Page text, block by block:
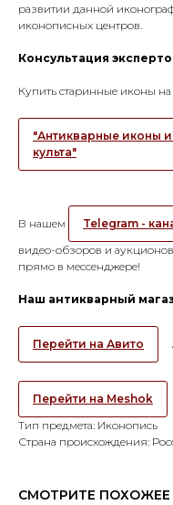
развитии данной
иконописных центров.
Консультация
Купить старинные иконы
"Антикварные иконы
культа"
В нашем Telegram -
видео-обзоров и
прямо в мессенджере!
Наш антикварный
Перейти на Авито
Перейти на Meshok
Тип предмета: Иконопись
Страна происхождения:
СМОТРИТЕ ПОХОЖЕЕ